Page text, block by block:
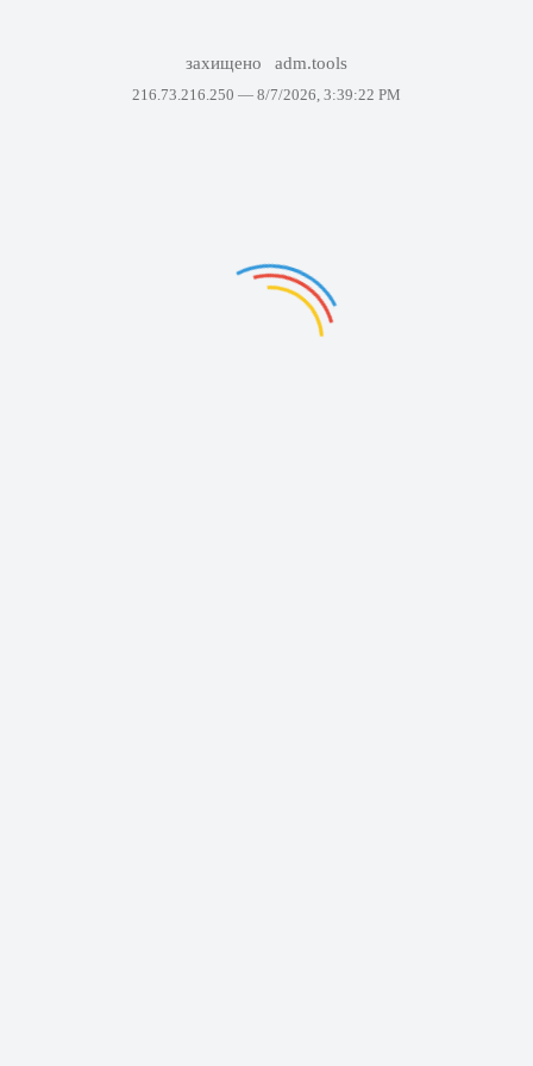
захищено adm.tools
216.73.216.250 — 8/7/2026, 3:39:22 PM